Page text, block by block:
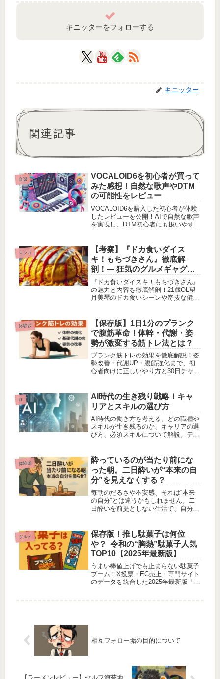
キニッターをフォローする
キニッター
関連記事
音楽
VOCALOID6を初心者が買って
みた感想！自然な歌声やDTM
の可能性をレビュー
VOCALOID6を購入した初心者が体験
したレビューを公開！AIで自然な歌声
を実現し、DTM初心者にも扱いやすい
解説します。
マンガ
【考察】『ドカ食いダイス
キ！もちづきさん』徹底解
剖！― 狂気のグルメギャグと
日常の裏側
『ドカ食いダイスキ！もちづきさん』
の魅力と内容を徹底解剖！21歳OL望
月美琴のドカ食いシーンや奇抜な健康
体験談
【保存版】1日1分のプランク
で腹筋革命！体幹・代謝・姿
勢が激変する筋トレ法とは？
プランク筋トレの効果を徹底解説！姿
勢改善・代謝UP・腹筋強化まで、初
心者向けに正しいやり方と30日チャレ
IT
AI時代の生き残り戦略！キャ
リアとスキルの選び方
AI時代の働き方を考える。どの職種や
スキルが生き残るのか、キャリアの選
び方、必須スキルについて解説。デジ
戦略を紹介します。
体験談
酔っているのが当たり前にな
った朝。二日酔いが“本来の自
分”を見えなくする？
毎朝のだるさや不安感、それは“本来
の自分”とは違うかもしれません。二
日酔いを前提としない生活で、自分の
グルメ
保存版！推し駄菓子は何位
や？ 令和の“胸熱”駄菓子人気
TOP10【2025年最新版】
うまい棒値上げでも止まらない駄菓子
ブーム！X投票・EC売上・専門サイト
のデータを統合した2025年最新版「駄
相互フォロー垢の目的について
【ラーメンレビュー】セルフ海苔地